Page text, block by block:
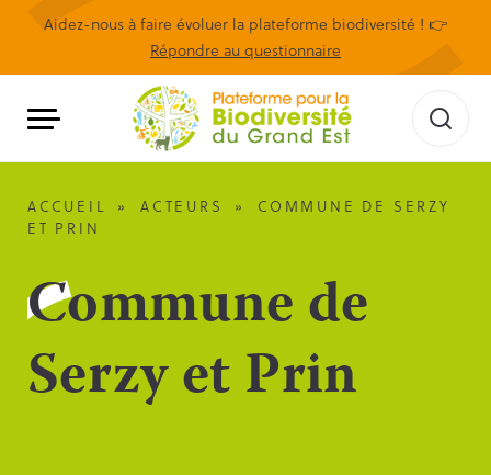
Aidez-nous à faire évoluer la plateforme biodiversité ! 👉
Répondre au questionnaire
ACCUEIL » ACTEURS »
COMMUNE DE SERZY
ET PRIN
Commune de
Serzy et Prin